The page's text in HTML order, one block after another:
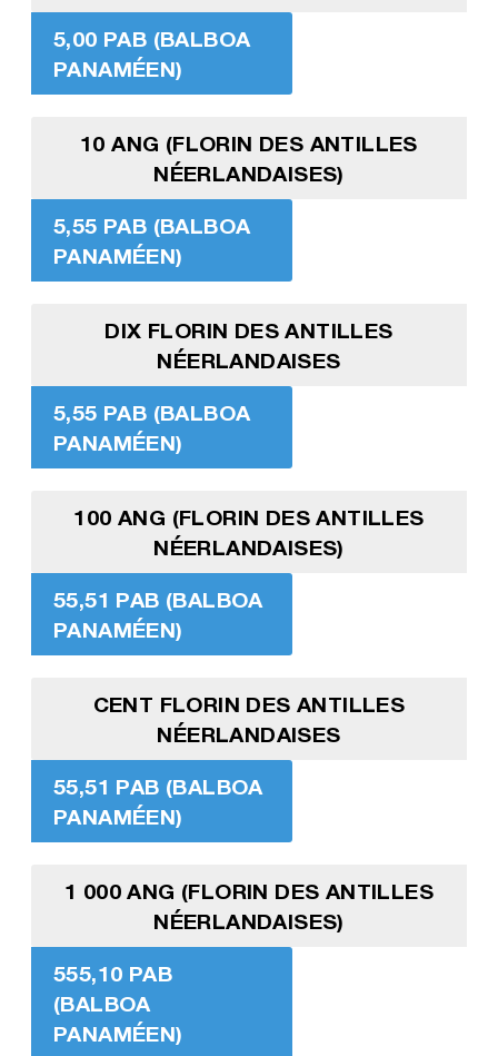
5,00 PAB (BALBOA
PANAMÉEN)
10 ANG (FLORIN DES ANTILLES
NÉERLANDAISES)
5,55 PAB (BALBOA
PANAMÉEN)
DIX FLORIN DES ANTILLES
NÉERLANDAISES
5,55 PAB (BALBOA
PANAMÉEN)
100 ANG (FLORIN DES ANTILLES
NÉERLANDAISES)
55,51 PAB (BALBOA
PANAMÉEN)
CENT FLORIN DES ANTILLES
NÉERLANDAISES
55,51 PAB (BALBOA
PANAMÉEN)
1 000 ANG (FLORIN DES ANTILLES
NÉERLANDAISES)
555,10 PAB
(BALBOA
PANAMÉEN)